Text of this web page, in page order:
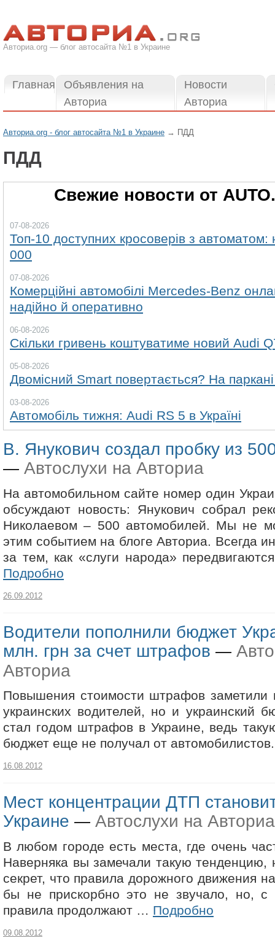
Авториа.org — блог автосайта №1 в Украине
Главная
Объявления на
Авториа
Новости
Авториа
Авториа.org - блог автосайта №1 в Украине → ПДД
ПДД
Свежие новости от
07-08-2026
Топ-10 доступних кросоверів з автоматом:
000
07-08-2026
Комерційні автомобілі Mercedes-Benz
надійно й оперативно
06-08-2026
Скільки гривень коштуватиме новий Audi
05-08-2026
Двомісний Smart повертається? На
03-08-2026
Автомобіль тижня: Audi RS 5 в Україні
В. Янукович создал пробку из
— Автослухи на Авториа
На автомобильном сайте номер один
обсуждают новость: Янукович собрал
Николаевом – 500 автомобилей. Мы не
этим событием на блоге Авториа. Всегда
за тем, как «слуги народа»
Подробно
26.09.2012
Водители пополнили бюджет
млн. грн за счет штрафов —
Авториа
Повышения стоимости штрафов заметили
украинских водителей, но и украинский
стал годом штрафов в Украине, ведь
бюджет еще не получал от
16.08.2012
Мест концентрации ДТП
Украине — Автослухи на Авториа
В любом городе есть места, где очень
Наверняка вы замечали такую тенденцию,
секрет, что правила дорожного движения
бы не прискорбно это не звучало, но, с
правила продолжают … Подробно
09.08.2012